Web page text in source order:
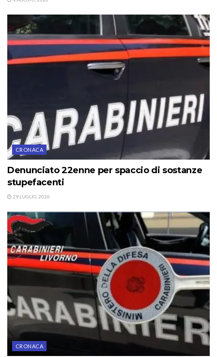
CRONACA
Denunciato 22enne per spaccio di sostanze
stupefacenti
29 LUGLIO, 2026
CRONACA